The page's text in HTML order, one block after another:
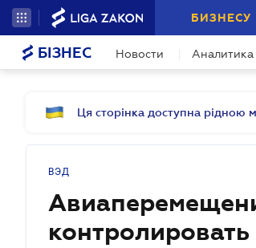
БИЗНЕСУ
БІЗНЕС Новости Аналитика
Ця сторінка доступна рідною
ВЭД
контролировать